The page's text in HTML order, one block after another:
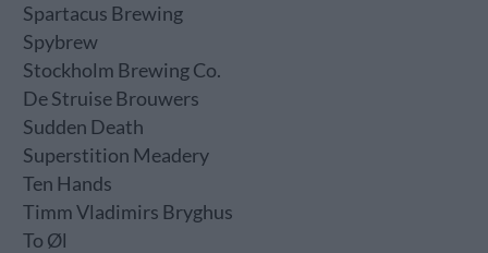
Spartacus Brewing
Spybrew
Stockholm Brewing Co.
De Struise Brouwers
Sudden Death
Superstition Meadery
Ten Hands
Timm Vladimirs Bryghus
To Øl